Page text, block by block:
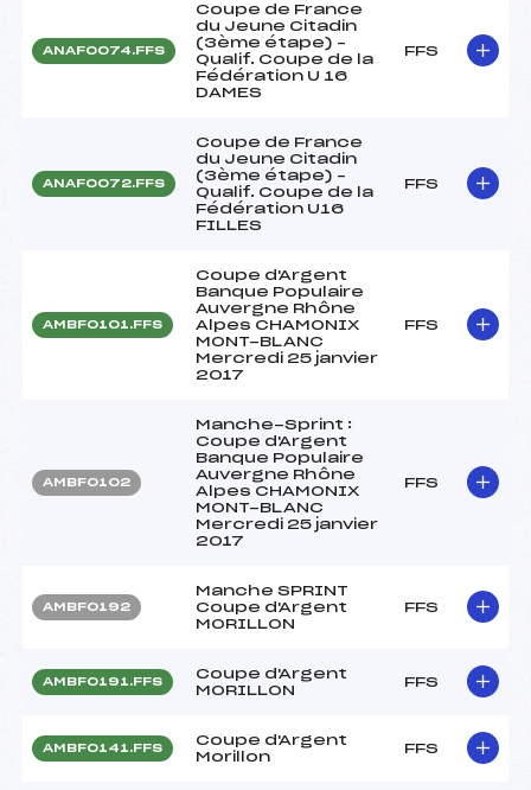
ANAF0074.FFS
Coupe de France
du Jeune Citadin
(3ème étape) –
Qualif. Coupe de la
Fédération U 16
DAMES
FFS
ANAF0072.FFS
Coupe de France
du Jeune Citadin
(3ème étape) –
Qualif. Coupe de la
Fédération U16
FILLES
FFS
AMBF0101.FFS
Coupe d'Argent
Banque Populaire
Auvergne Rhône
Alpes CHAMONIX
MONT-BLANC
Mercredi 25 janvier
2017
FFS
AMBF0102
Manche-Sprint :
Coupe d'Argent
Banque Populaire
Auvergne Rhône
Alpes CHAMONIX
MONT-BLANC
Mercredi 25 janvier
2017
FFS
AMBF0192
Manche SPRINT
Coupe d'Argent
MORILLON
FFS
AMBF0191.FFS
Coupe d'Argent
MORILLON
FFS
AMBF0141.FFS
Coupe d'Argent
Morillon
FFS